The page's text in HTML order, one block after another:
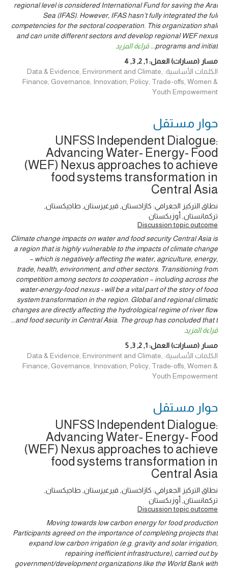
regional level is considered International Fund for saving the Aral
Sea (IFAS). However, IFAS hasn’t fully integrated the full
competencies for the sectoral cooperation. This organization shall
and can unite different sectors and develop regional WEF nexus
programs and initiat
... قراءة المزيد
مسار (مسارات) العمل:1
,
2
,
3
,
4
الكلمات الأساسية: Data & Evidence, Environment and Climate,
Finance, Governance, Innovation, Policy, Trade-offs, Women &
Youth Empowerment
حوار ‎مستقل
UNFSS Independent Dialogue:
Advancing Water- Energy- Food
(WEF) Nexus approaches to achieve
food systems transformation in
Central Asia
نطاق التركيز الجغرافي: كازاخستان, قيرغيزستان, طاجيكستان,
تركمانستان, أوزبكستان
Discussion topic outcome
Climate change impacts on water and food security Central Asia is
a region that is highly vulnerable to the impacts of climate change
– which is negatively affecting the water, agriculture, energy,
trade, health, environment, and other sectors. Transitioning from
competition among sectors to cooperation – including across the
water-energy-food nexus - will be a vital part of the story of food
system transformation in the region. Global and regional climatic
changes are directly affecting the hydrological regime of river flow
and food security in Central Asia. The group has concluded that t
...
قراءة المزيد
مسار (مسارات) العمل:1
,
2
,
3
,
5
الكلمات الأساسية: Data & Evidence, Environment and Climate,
Finance, Governance, Innovation, Policy, Trade-offs, Women &
Youth Empowerment
حوار ‎مستقل
UNFSS Independent Dialogue:
Advancing Water- Energy- Food
(WEF) Nexus approaches to achieve
food systems transformation in
Central Asia
نطاق التركيز الجغرافي: كازاخستان, قيرغيزستان, طاجيكستان,
تركمانستان, أوزبكستان
Discussion topic outcome
Moving towards low carbon energy for food production
Participants agreed on the importance of completing projects that
expand low carbon irrigation (e.g. gravity and solar irrigation,
repairing inefficient infrastructure), carried out by
government/development organizations like the World Bank with